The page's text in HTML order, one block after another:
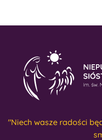
"Niech wasze radości